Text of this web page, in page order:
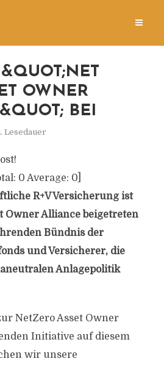
OWNER
BEI
Lesedauer
0 Average: 0]
R+V Versicherung ist
Owner Alliance beigetreten
Bündnis der
und Versicherer, die
Anlagepolitik
NetZero Asset Owner
Initiative auf diesem
wir unsere